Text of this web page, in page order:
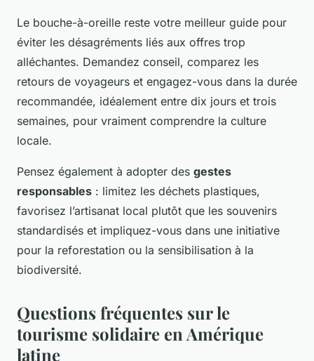
Le bouche-à-oreille reste votre meilleur guide pour
éviter les désagréments liés aux offres trop
alléchantes. Demandez conseil, comparez les
retours de voyageurs et engagez-vous dans la durée
recommandée, idéalement entre dix jours et trois
semaines, pour vraiment comprendre la culture
locale.
Pensez également à adopter des gestes
responsables : limitez les déchets plastiques,
favorisez l’artisanat local plutôt que les souvenirs
standardisés et impliquez-vous dans une initiative
pour la reforestation ou la sensibilisation à la
biodiversité.
Questions fréquentes sur le
tourisme solidaire en Amérique
latine